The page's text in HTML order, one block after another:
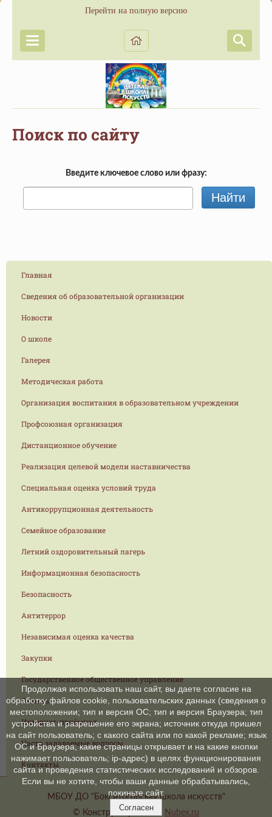
Перейти на полную версию
Поиск по сайту
Введите ключевое слово или фразу:
Найти
Главная
Сведения об образовательной организации
Новости
О школе
Галерея
Методическая работа
Организация воспитания в образовательном учреждении
Профсоюзная организация
Дистанционное обучение
Реализация целевой модели наставничества
Специальная оценка условий труда
Антикоррупционная деятельность
Семейное образование
Летний оздоровительный лагерь
Информационная безопасность
Безопасность
Антитеррор
Независимая оценка качества
Закупки
Государственное общественное управление
Отзывы
Интернет-приёмная
Часто задаваемые вопросы
Контакты
МБОУ ДО "Бокситогорская школа искусств"
© Конструктор сайтов
Nubex.ru
Продолжая использовать наш сайт, вы даете согласие на
обработку файлов cookie, пользовательских данных (сведения о
местоположении; тип и версия ОС; тип и версия Браузера; тип
устройства и разрешение его экрана; источник откуда пришел
на сайт пользователь; с какого сайта или по какой рекламе; язык
ОС и Браузера; какие страницы открывает и на какие кнопки
нажимает пользователь; ip-адрес) в целях функционирования
сайта и проведения статистических исследований и обзоров.
Если вы не хотите, чтобы ваши данные обрабатывались,
покиньте сайт.
Согласен